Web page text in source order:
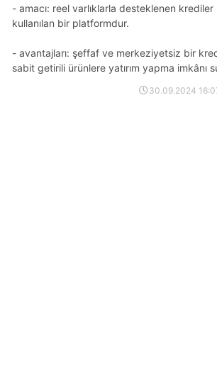
- amacı: reel varlıklarla desteklenen
kullanılan bir platformdur.
- avantajları: şeffaf ve merkeziyetsiz bir
sabit getirili ürünlere yatırım yapma imkânı
30.09.2024